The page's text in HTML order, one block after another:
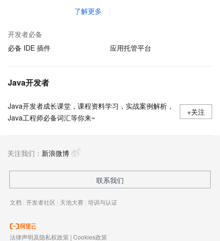
了解更多
开发者必备
必备 IDE 插件
应用托管平台
Java开发者
Java开发者成长课堂，课程资料学习，实战案例解析，
Java工程师必备词汇等你来~
+关注
关注我们： 新浪微博
联系我们
文档 | 开发者社区 | 天池大赛 | 培训与认证
法律声明及隐私权政策 | Cookies政策